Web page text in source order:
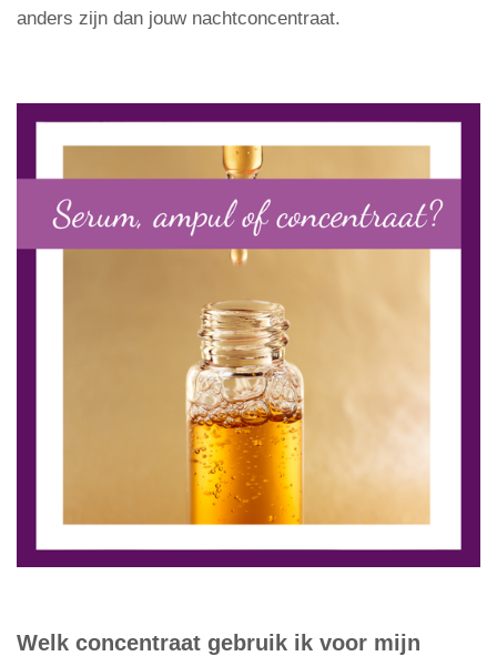
anders zijn dan jouw nachtconcentraat.
Welk concentraat gebruik ik voor mijn